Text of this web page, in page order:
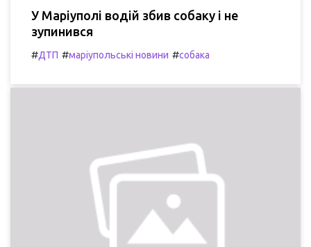
У Маріуполі водій збив собаку і не
зупинився
#ДТП #маріупольські новини #собака